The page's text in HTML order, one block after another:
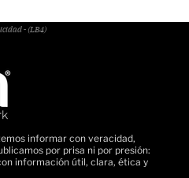
- (LB4)
informar con veracidad,
por prisa ni por presión:
información útil, clara, ética y